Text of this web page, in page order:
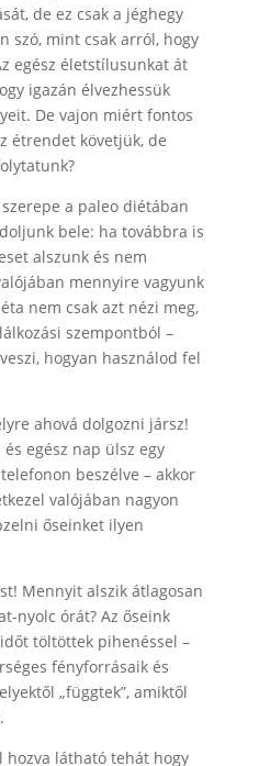
de ez csak a jéghegy
szó, mint csak arról, hogy
egész életstílusunkat át
igazán élvezhessük
De vajon miért fontos
étrendet követjük, de
a paleo diétában
bele: ha továbbra is
alszunk és nem
mennyire vagyunk
nem csak azt nézi meg,
szempontból –
hogyan használod fel
ahová dolgozni jársz!
egész nap ülsz egy
beszélve – akkor
valójában nagyon
őseinket ilyen
Mennyit alszik átlagosan
nyolc órát? Az őseink
töltöttek pihenéssel –
fényforrásaik és
„függtek”, amiktől
hozva látható tehát hogy